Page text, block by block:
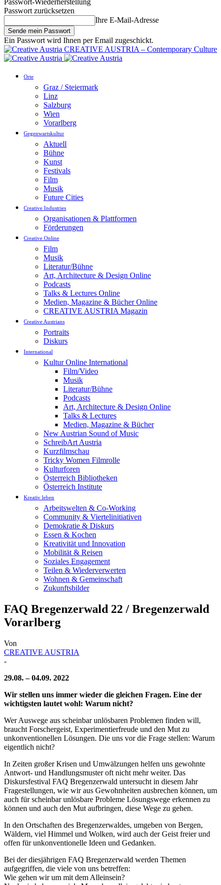
Passwort-Wiederherstellung
Passwort zurücksetzen
Ihre E-Mail-Adresse
Ein Passwort wird Ihnen per Email zugeschickt.
CREATIVE AUSTRIA – Contemporary Culture
Orte
Graz / Steiermark
Linz
Salzburg
Wien
Vorarlberg
Gegenwartskultur
Aktuell
Bühne
Kunst
Festivals
Film
Musik
Future Cities
Creative Industries
Organisationen & Plattformen
Förderungen
Creative Online
Film
Musik
Literatur/Bühne
Art, Architecture & Design Online
Podcasts
Talks & Lectures Online
Medien, Magazine & Bücher Online
CREATIVE AUSTRIA Magazin
Creative Austrians
Portraits
Diskurs
International
Kultur Online International
Film/Video
Musik
Literatur/Bühne
Podcasts
Art, Architecture & Design Online
Talks & Lectures
Medien, Magazine & Bücher
New Austrian Sound of Music
SchreibArt Austria
Kurzfilmschau
Tricky Women Filmrolle
Kulturforen
Österreich Bibliotheken
Österreich Institute
Kreativ leben
Arbeitswelten & Co-Working
Community & Viertelinitiativen
Demokratie & Diskurs
Essen & Kochen
Kreativität und Innovation
Mobilität & Reisen
Soziales Engagement
Teilen & Wiederverwerten
Wohnen & Gemeinschaft
Zukunftsbilder
FAQ Bregenzerwald 22 / Bregenzerwald
Vorarlberg
Von
CREATIVE AUSTRIA
-
29.08. – 04.09. 2022
Wir stellen uns immer wieder die gleichen Fragen. Eine der
wichtigsten lautet wohl: Warum nicht?
Wer Auswege aus scheinbar unlösbaren Problemen finden will,
braucht Forschergeist, Experimentierfreude und den Mut zu
unkonventionellen Lösungen. Die uns vor die Frage stellen: Warum
eigentlich nicht?
In Zeiten großer Krisen und Umwälzungen helfen uns gewohnte
Antwort- und Handlungsmuster oft nicht mehr weiter. Das
Diskursfestival FAQ Bregenzerwald untersucht in diesem Jahr
Fragestellungen, wie wir aus Gewohnheiten ausbrechen können, um
auch für scheinbar unlösbare Probleme Lösungswege erkennen zu
können und auch den Mut aufbringen, diese Wege zu gehen.
In den Ortschaften des Bregenzerwaldes, umgeben von Bergen,
Wäldern, viel Himmel und Wolken, wird auch der Geist freier und
offen für unkonventionelle Ideen und Gedanken.
Bei der diesjährigen FAQ Bregenzerwald werden Themen
aufgegriffen, die viele von uns betreffen:
Wie gehen wir um mit dem Alleinsein?